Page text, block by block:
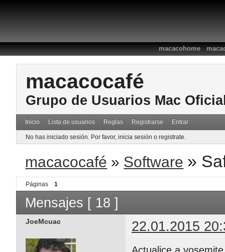
macacohome:
macacocafé
Grupo de Usuarios Mac
Inicio Lista de usuarios Reglas Registrarse Entrar
No has iniciado sesión. Por favor, inicia sesión o registrate.
macacocafé » Software »
Páginas 1
Mensajes [ 18 ]
JoeMcuac 22.01.2015